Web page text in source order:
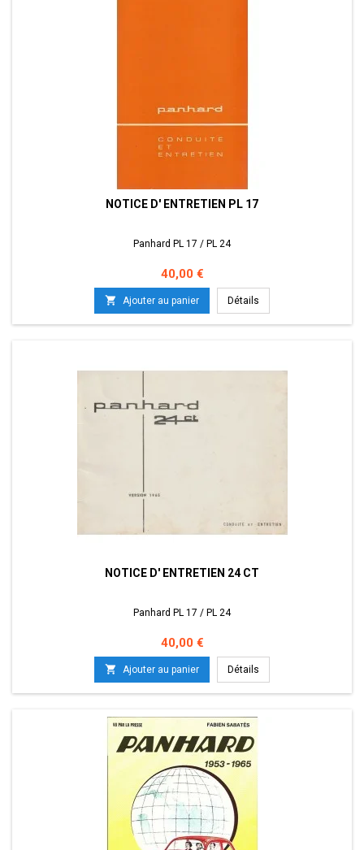
NOTICE D' ENTRETIEN PL 17
Panhard PL 17 / PL 24
Prix
40,00 €
 Ajouter au panier Détails
NOTICE D' ENTRETIEN 24 CT
Panhard PL 17 / PL 24
Prix
40,00 €
 Ajouter au panier Détails